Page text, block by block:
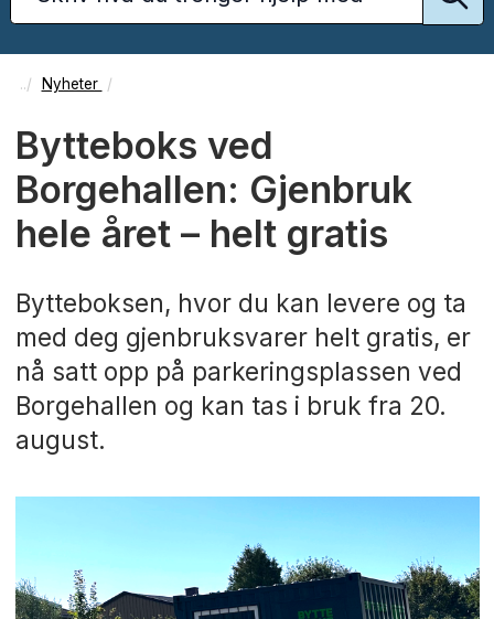
Nyheter
Bytteboks ved
Borgehallen: Gjenbruk
hele året – helt gratis
Bytteboksen, hvor du kan levere og ta
med deg gjenbruksvarer helt gratis, er
nå satt opp på parkeringsplassen ved
Borgehallen og kan tas i bruk fra 20.
august.